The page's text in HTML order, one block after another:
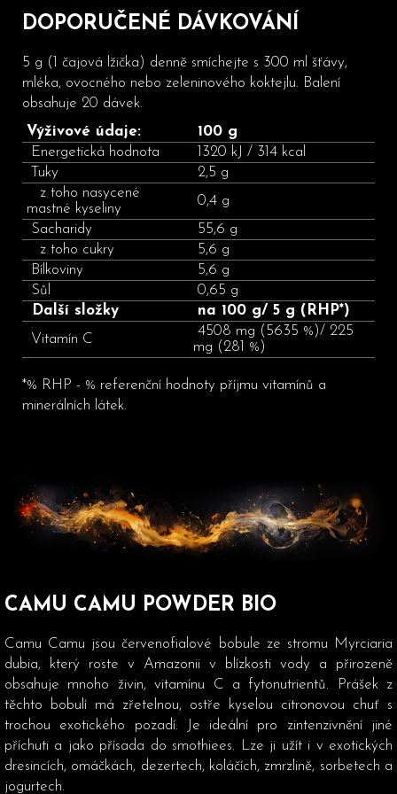
DOPORUČENÉ DÁVKOVÁNÍ
5 g (1 čajová lžička) denně smíchejte s 300 ml šťávy,
mléka, ovocného nebo zeleninového koktejlu. Balení
obsahuje 20 dávek.
Výživové údaje:
100 g
Energetická hodnota
1320 kJ / 314 kcal
Tuky
2,5 g
z toho nasycené
mastné kyseliny
0,4 g
Sacharidy
55,6 g
z toho cukry
5,6 g
Bílkoviny
5,6 g
Sůl
0,65 g
Další složky
na 100 g/ 5 g (RHP*)
Vitamín C
4508 mg (5635 %)/ 225
mg (281 %)
*% RHP - % referenční hodnoty příjmu vitamínů a
minerálních látek.
CAMU CAMU POWDER BIO
Camu Camu jsou červenofialové bobule ze stromu Myrciaria
dubia, který roste v Amazonii v blízkosti vody a přirozeně
obsahuje mnoho živin, vitamínu C a fytonutrientů. Prášek z
těchto bobulí má zřetelnou, ostře kyselou citronovou chuť s
trochou exotického pozadí. Je ideální pro zintenzivnění jiné
příchuti a jako přísada do smothiees. Lze ji užít i v exotických
dresincích, omáčkách, dezertech, koláčích, zmrzlině, sorbetech a
jogurtech.